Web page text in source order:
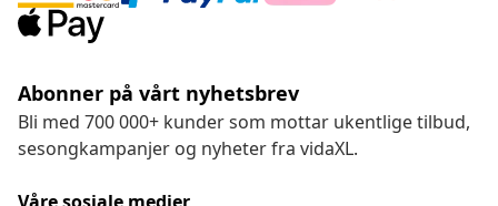
Abonner på vårt nyhetsbrev
Bli med 700 000+ kunder som mottar ukentlige tilbud,
sesongkampanjer og nyheter fra vidaXL.